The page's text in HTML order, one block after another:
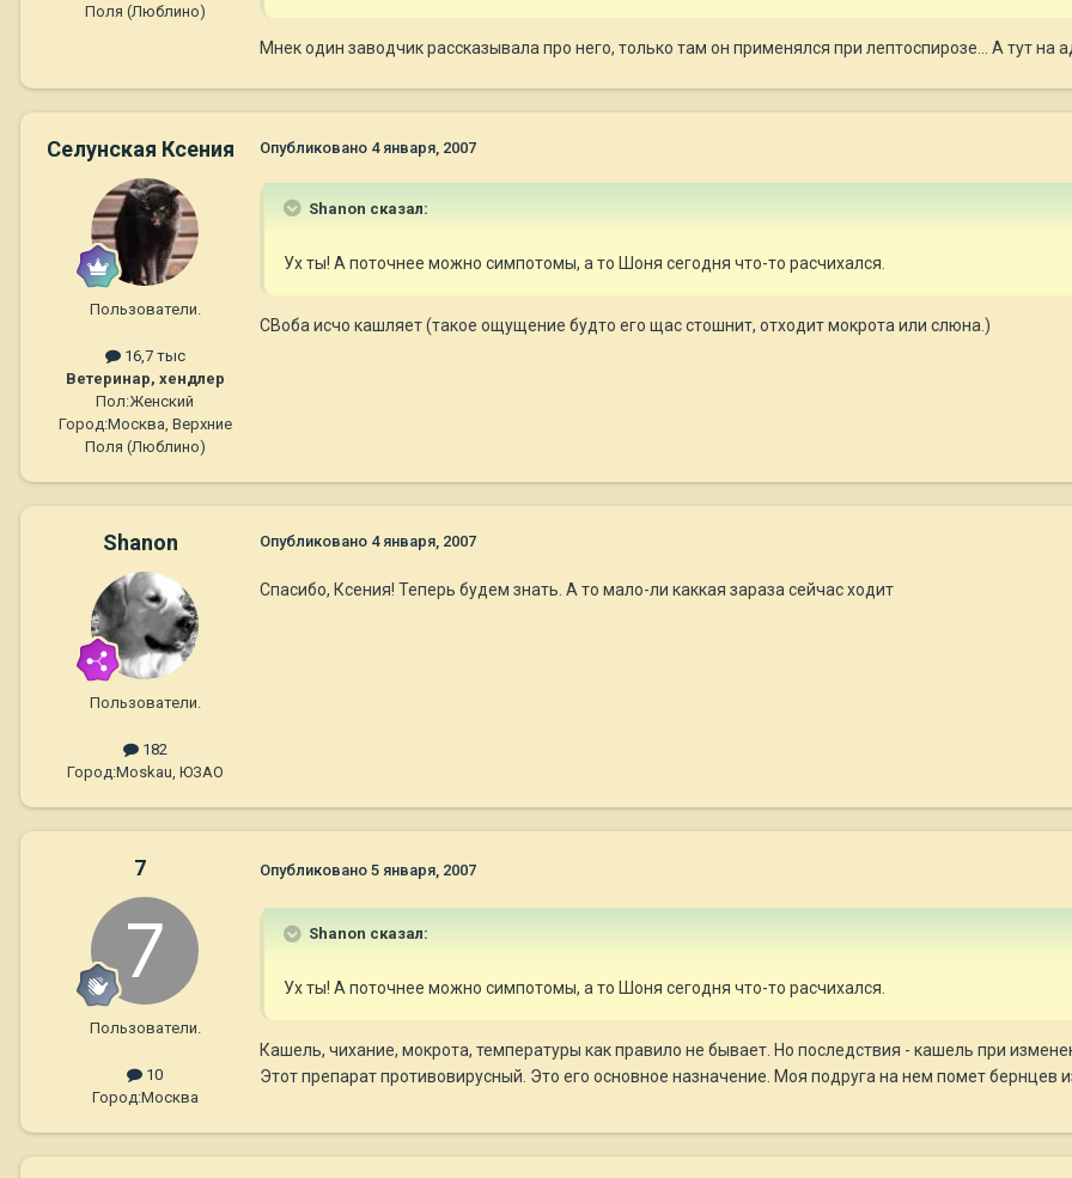
Поля (Люблино)
Мнек один заводчик рассказывала про него, только там он применялся при лептоспирозе... А тут на
Селунская Ксения
Пользователи.
16,7 тыс
Ветеринар, хендлер
Пол:Женский
Город:Москва, Верхние
Поля (Люблино)
Опубликовано 4 января, 2007
Shanon сказал:
Ух ты! А поточнее можно симпотомы, а то Шоня сегодня что-то расчихался.
СВоба исчо кашляет (такое ощущение будто его щас стошнит, отходит мокрота или слюна.)
Shanon
Пользователи.
182
Город:Moskau, ЮЗАО
Опубликовано 4 января, 2007
Спасибо, Ксения! Теперь будем знать. А то мало-ли каккая зараза сейчас ходит
7
Пользователи.
10
Город:Москва
Опубликовано 5 января, 2007
Shanon сказал:
Ух ты! А поточнее можно симпотомы, а то Шоня сегодня что-то расчихался.
Кашель, чихание, мокрота, температуры как правило не бывает. Но последствия - кашель при
Этот препарат противовирусный. Это его основное назначение. Моя подруга на нем помет бернцев